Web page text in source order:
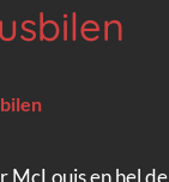
McLouis en hel